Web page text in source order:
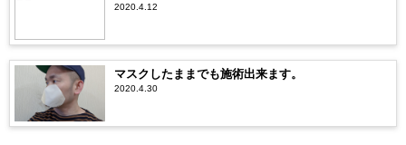
2020.4.12
マスクしたままでも施術出来ます。
2020.4.30